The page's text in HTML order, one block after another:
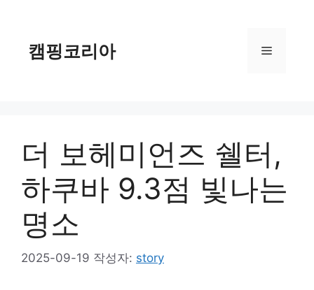
캠핑코리아 메
더 보헤미언즈 쉘터,
하쿠바 9.3점 빛나는
명소
2025-09-19 작성자: story